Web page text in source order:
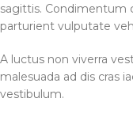
sagittis. Condimentum
parturient vulputate
A luctus non viverra
malesuada ad dis cras
vestibulum.